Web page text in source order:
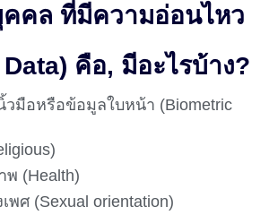
คล ที่มีความอ่อนไหว
คือ, มีอะไรบ้าง?
มือหรือข้อมูลใบหน้า (Biometric
(Health)​
พศ (Sexual orientation)​